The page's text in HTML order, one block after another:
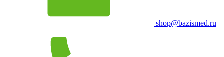
shop@bazismed.ru